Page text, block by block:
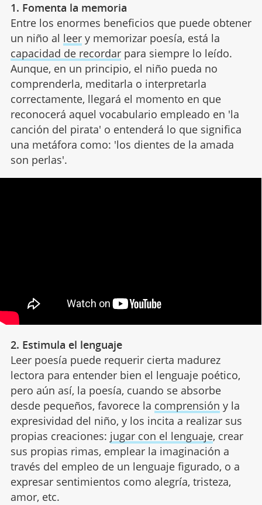
1. Fomenta la memoria
Entre los enormes beneficios que puede obtener
un niño al leery memorizar poesía, está la
capacidad de recordarpara siempre lo leído.
Aunque, en un principio, el niño pueda no
comprenderla, meditarla o interpretarla
correctamente, llegará el momento en que
reconocerá aquel vocabulario empleado en 'la
canción del pirata' o entenderá lo que significa
una metáfora como: 'los dientes de la amada
son perlas'.
2. Estimula el lenguaje
Leer poesía puede requerir cierta madurez
lectora para entender bien el lenguaje poético,
pero aún así, la poesía, cuando se absorbe
desde pequeños, favorece la comprensión y la
expresividad del niño, y los incita a realizar sus
propias creaciones: jugar con el lenguaje, crear
sus propias rimas, emplear la imaginación a
través del empleo de un lenguaje figurado, o a
expresar sentimientos como alegría, tristeza,
amor, etc.